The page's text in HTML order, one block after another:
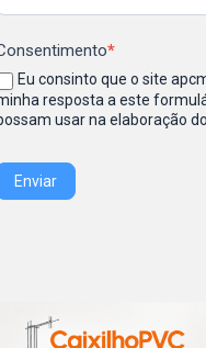
*
Eu consinto que o site
resposta a este
usar na elaboração
Enviar